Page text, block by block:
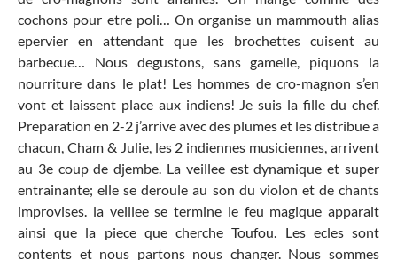
cochons pour etre poli… On organise un mammouth alias
epervier en attendant que les brochettes cuisent au
barbecue… Nous degustons, sans gamelle, piquons la
nourriture dans le plat! Les hommes de cro-magnon s’en
vont et laissent place aux indiens! Je suis la fille du chef.
Preparation en 2-2 j’arrive avec des plumes et les distribue a
chacun, Cham & Julie, les 2 indiennes musiciennes, arrivent
au 3e coup de djembe. La veillee est dynamique et super
entrainante; elle se deroule au son du violon et de chants
improvises. la veillee se termine le feu magique apparait
ainsi que la piece que cherche Toufou. Les ecles sont
contents et nous partons nous changer. Nous sommes